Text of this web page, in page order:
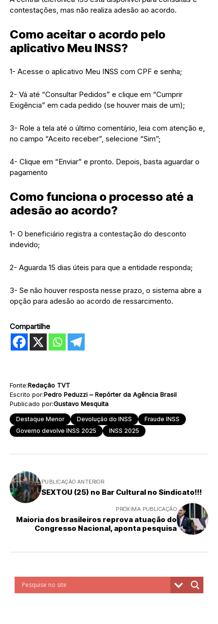
contestações, mas não realiza adesão ao acordo.
Como aceitar o acordo pelo
aplicativo Meu INSS?
1- Acesse o aplicativo Meu INSS com CPF e senha;
2- Vá até “Consultar Pedidos” e clique em “Cumprir
Exigência” em cada pedido (se houver mais de um);
3- Role a tela até o último comentário, leia com atenção e,
no campo “Aceito receber”, selecione “Sim”;
4- Clique em “Enviar” e pronto. Depois, basta aguardar o
pagamento
Como funciona o processo até a
adesão ao acordo?
1- O beneficiário registra a contestação do desconto
indevido;
2- Aguarda 15 dias úteis para que a entidade responda;
3- Se não houver resposta nesse prazo, o sistema abre a
opção para adesão ao acordo de ressarcimento.
Compartilhe
Fonte:Redação TVT
Escrito por:Pedro Peduzzi – Repórter da Agência Brasil
Publicado por:Gustavo Mesquita
Destaque Menor Devolução do INSS
Fraude INSS
Governo devolve INSS 2025
INSS 2025
PUBLICAÇÃO ANTERIOR
SEXTOU (25) no Bar Cultural no Sindicato!!!
PRÓXIMA PUBLICAÇÃO
Maioria dos brasileiros reprova atuação do
Congresso Nacional, aponta pesquisa